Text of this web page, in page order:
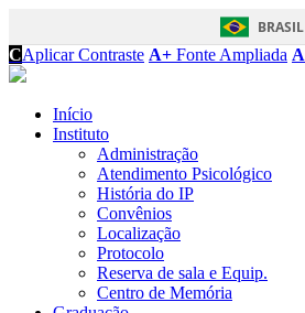
BRASIL
CAplicar Contraste A+ Fonte Ampliada A
Início
Instituto
Administração
Atendimento Psicológico
História do IP
Convênios
Localização
Protocolo
Reserva de sala e Equip.
Centro de Memória